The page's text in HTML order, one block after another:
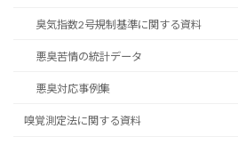
臭気指数2号規制基準に関する資料
悪臭苦情の統計データ
悪臭対応事例集
嗅覚測定法に関する資料